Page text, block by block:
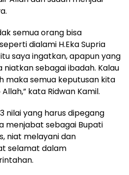
semua orang bisa
dialami H.Eka Supria
saya ingatkan, apapun yang
niatkan sebagai ibadah. Kalau
maka semua keputusan kita
kata Ridwan Kamil.
nilai yang harus dipegang
menjabat sebagai Bupati
niat melayani dan
selamat dalam